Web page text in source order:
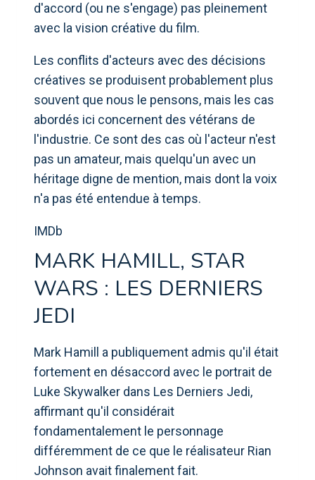
d'accord (ou ne s'engage) pas pleinement
avec la vision créative du film.
Les conflits d'acteurs avec des décisions
créatives se produisent probablement plus
souvent que nous le pensons, mais les cas
abordés ici concernent des vétérans de
l'industrie. Ce sont des cas où l'acteur n'est
pas un amateur, mais quelqu'un avec un
héritage digne de mention, mais dont la voix
n'a pas été entendue à temps.
IMDb
MARK HAMILL, STAR
WARS : LES DERNIERS
JEDI
Mark Hamill a publiquement admis qu'il était
fortement en désaccord avec le portrait de
Luke Skywalker dans Les Derniers Jedi,
affirmant qu'il considérait
fondamentalement le personnage
différemment de ce que le réalisateur Rian
Johnson avait finalement fait.